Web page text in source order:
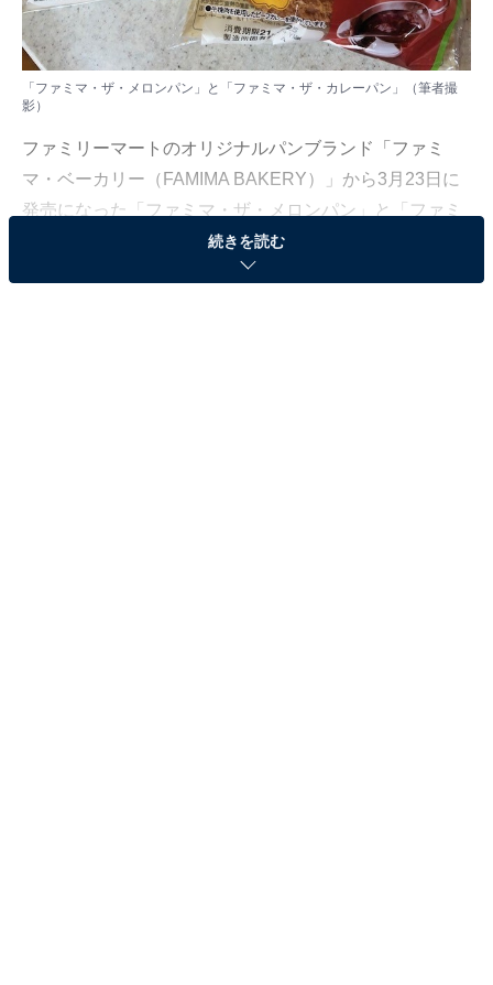
「ファミマ・ザ・メロンパン」と「ファミマ・ザ・カレーパン」（筆者撮
影）​​​​​
ファミリーマートのオリジナルパンブランド「ファミ
マ・ベーカリー（FAMIMA BAKERY）」から3月23日に
発売になった「ファミマ・ザ・メロンパン」と「ファミ
マ・ザ・カレーパン」。現在ファミマが40周年で取り組
んでいる「40のいいこと!?」の8番目の「いいこと」とし
続きを読む